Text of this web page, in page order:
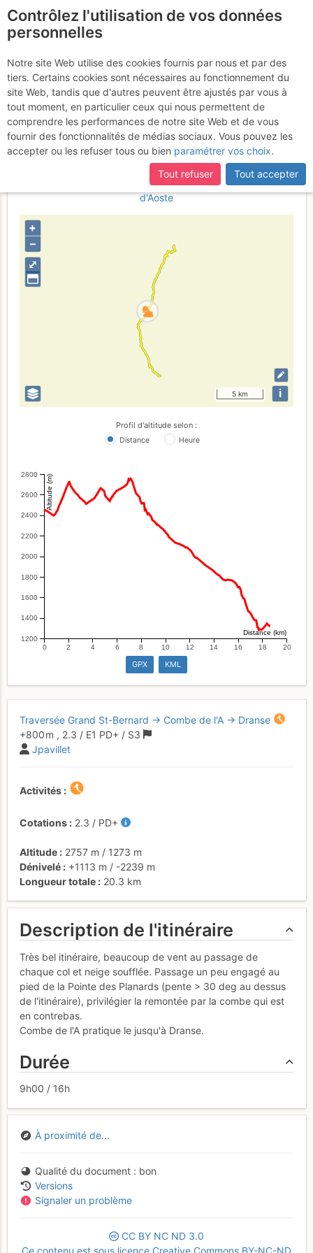
Col du Névé de la
Rousse : Les Ars Dessous
>> Vichère par la combe
de l'A
Dimanche 22 janvier 2017
Valais W - Alpes Pennines W Vallée
d'Aoste
⤢
+
–
5 km i
Profil d'altitude selon :
Distance Heure
1200
1400
1600
1800
2000
2200
2400
2600
2800 Altitude (m)
0 2 4 6 8 10 12 14 16 18 20
Distance (km)
GPX KML
Traversée Grand St-Bernard → Combe de l'A → Dranse
+800 m , 2.3 / E1 PD+ / S3
Jpavillet
Activités
Cotations 2.3 / PD+
Altitude 2757 m / 1273 m
Dénivelé
+1113 m / -2239 m
Longueur totale
20.3 km
Description de l'itinéraire
Très bel itinéraire, beaucoup de vent au passage de
chaque col et neige soufflée. Passage un peu engagé au
pied de la Pointe des Planards (pente > 30 deg au dessus
de l'itinéraire), privilégier la remontée par la combe qui est
en contrebas.
Combe de l'A pratique le jusqu'à Dranse.
Durée
9h00 / 16h
À proximité de...
Qualité du document
bon
Versions
Signaler un problème
CC BY NC ND 3.0
Ce contenu est sous licence Creative Commons BY-NC-ND
Contrôlez l'utilisation de vos données
personnelles
Notre site Web utilise des cookies fournis par nous et par des
tiers. Certains cookies sont nécessaires au fonctionnement du
site Web, tandis que d'autres peuvent être ajustés par vous à
tout moment, en particulier ceux qui nous permettent de
comprendre les performances de notre site Web et de vous
fournir des fonctionnalités de médias sociaux. Vous pouvez les
accepter ou les refuser tous ou bien paramétrer vos choix.
Tout refuser
Tout accepter